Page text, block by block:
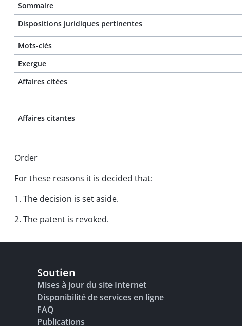
Sommaire
Dispositions juridiques pertinentes
Mots-clés
Exergue
Affaires citées
Affaires citantes
Order
For these reasons it is decided that:
1. The decision is set aside.
2. The patent is revoked.
Soutien
Mises à jour du site Internet
Disponibilité de services en ligne
FAQ
Publications